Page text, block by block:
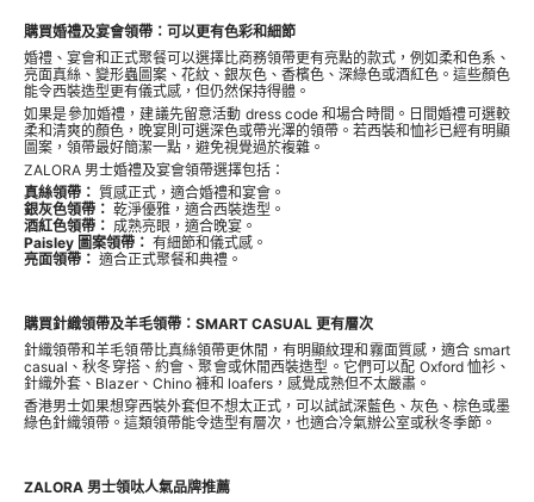
購買婚禮及宴會領帶：可以更有色彩和細節
婚禮、宴會和正式聚餐可以選擇比商務領帶更有亮點的款式，例如柔和色系、
亮面真絲、變形蟲圖案、花紋、銀灰色、香檳色、深綠色或酒紅色。這些顏色
能令西裝造型更有儀式感，但仍然保持得體。
如果是參加婚禮，建議先留意活動 dress code 和場合時間。日間婚禮可選較
柔和清爽的顏色，晚宴則可選深色或帶光澤的領帶。若西裝和恤衫已經有明顯
圖案，領帶最好簡潔一點，避免視覺過於複雜。
ZALORA 男士婚禮及宴會領帶選擇包括：
真絲領帶： 質感正式，適合婚禮和宴會。
銀灰色領帶： 乾淨優雅，適合西裝造型。
酒紅色領帶： 成熟亮眼，適合晚宴。
Paisley 圖案領帶： 有細節和儀式感。
亮面領帶： 適合正式聚餐和典禮。
購買針織領帶及羊毛領帶：SMART CASUAL 更有層次
針織領帶和羊毛領帶比真絲領帶更休閒，有明顯紋理和霧面質感，適合 smart
casual、秋冬穿搭、約會、聚會或休閒西裝造型。它們可以配 Oxford 恤衫、
針織外套、Blazer、Chino 褲和 loafers，感覺成熟但不太嚴肅。
香港男士如果想穿西裝外套但不想太正式，可以試試深藍色、灰色、棕色或墨
綠色針織領帶。這類領帶能令造型有層次，也適合冷氣辦公室或秋冬季節。
ZALORA 男士領呔人氣品牌推薦